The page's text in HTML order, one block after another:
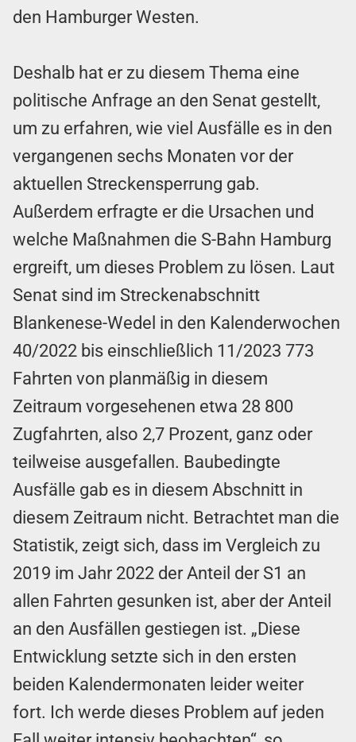
den Hamburger Westen.
Deshalb hat er zu diesem Thema eine
politische Anfrage an den Senat gestellt,
um zu erfahren, wie viel Ausfälle es in den
vergangenen sechs Monaten vor der
aktuellen Streckensperrung gab.
Außerdem erfragte er die Ursachen und
welche Maßnahmen die S-Bahn Hamburg
ergreift, um dieses Problem zu lösen. Laut
Senat sind im Streckenabschnitt
Blankenese-Wedel in den Kalenderwochen
40/2022 bis einschließlich 11/2023 773
Fahrten von planmäßig in diesem
Zeitraum vorgesehenen etwa 28 800
Zugfahrten, also 2,7 Prozent, ganz oder
teilweise ausgefallen. Baubedingte
Ausfälle gab es in diesem Abschnitt in
diesem Zeitraum nicht. Betrachtet man die
Statistik, zeigt sich, dass im Vergleich zu
2019 im Jahr 2022 der Anteil der S1 an
allen Fahrten gesunken ist, aber der Anteil
an den Ausfällen gestiegen ist. „Diese
Entwicklung setzte sich in den ersten
beiden Kalendermonaten leider weiter
fort. Ich werde dieses Problem auf jeden